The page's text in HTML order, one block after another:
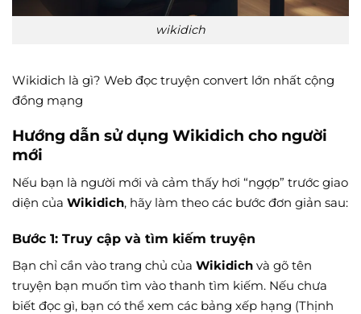
wikidich
Wikidich là gì? Web đọc truyện convert lớn nhất cộng
đồng mạng
Hướng dẫn sử dụng Wikidich cho người
mới
Nếu bạn là người mới và cảm thấy hơi “ngợp” trước giao
diện của Wikidich, hãy làm theo các bước đơn giản sau:
Bước 1: Truy cập và tìm kiếm truyện
Bạn chỉ cần vào trang chủ của Wikidich và gõ tên
truyện bạn muốn tìm vào thanh tìm kiếm. Nếu chưa
biết đọc gì, bạn có thể xem các bảng xếp hạng (Thịnh